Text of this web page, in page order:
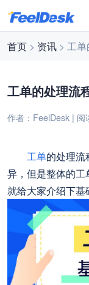
首页 > 资讯 > 工
工单的处理流
作者：FeelDesk |
工单的处理流
异，但是整体的
就给大家介绍下基